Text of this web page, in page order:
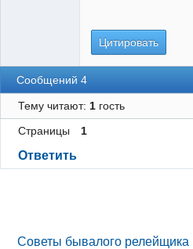
Цитировать
Сообщений 4
Тему читают: 1гость
Страницы 1
Ответить
Советы бывалого релейщика